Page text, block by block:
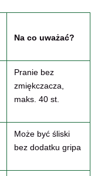
Na co uważać?
Pranie bez
zmiękczacza,
maks. 40 st.
Może być śliski
bez dodatku gripa